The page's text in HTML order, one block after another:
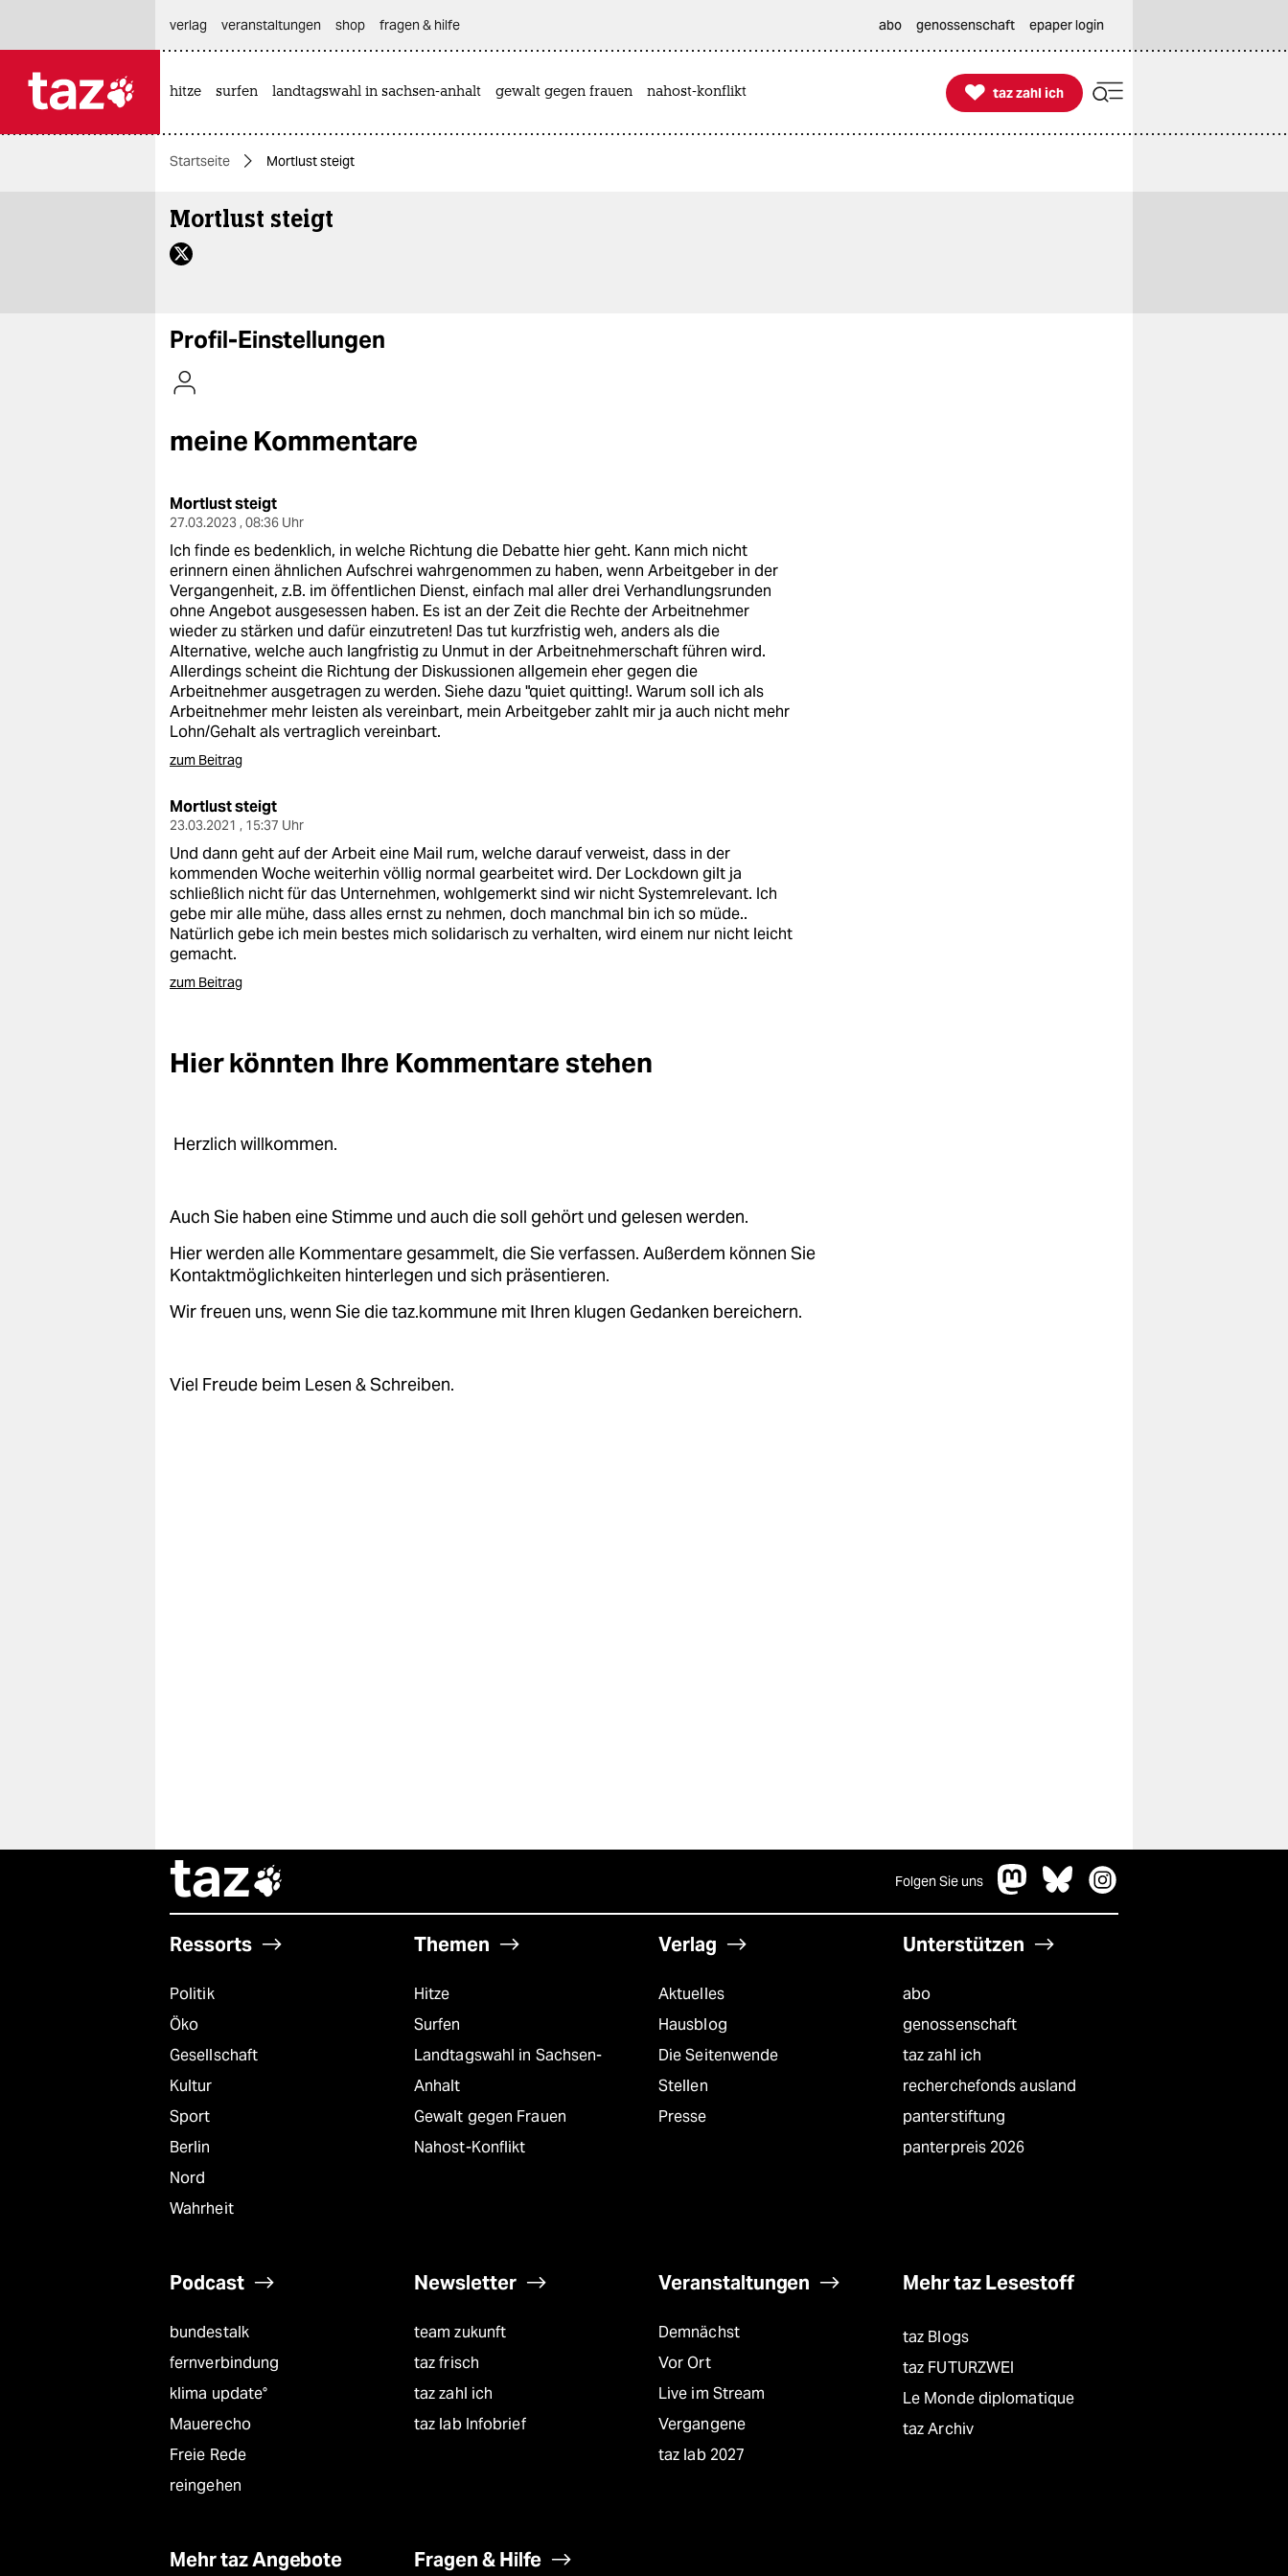
themen
politik
öko
kultur
sport
berlin
wahrheit
verlag
verlag
veranstaltungen
shop
fragen & hilfe
unterstützen
genossenschaft
epaper login
verlag
veranstaltungen shop fragen & hilfe abo genossenschaft epaper login
hitze surfen landtagswahl in sachsen-anhalt gewalt gegen frauen nahost-konflikt 
taz zahl ich
taz zahl ich
Startseite Mortlust steigt
Mortlust steigt
Profil-Einstellungen
meine Kommentare
Mortlust steigt
27.03.2023 , 08:36 Uhr
Ich finde es bedenklich, in welche Richtung die Debatte hier geht. Kann mich nicht
erinnern einen ähnlichen Aufschrei wahrgenommen zu haben, wenn Arbeitgeber in der
Vergangenheit, z.B. im öffentlichen Dienst, einfach mal aller drei Verhandlungsrunden
ohne Angebot ausgesessen haben. Es ist an der Zeit die Rechte der Arbeitnehmer
wieder zu stärken und dafür einzutreten! Das tut kurzfristig weh, anders als die
Alternative, welche auch langfristig zu Unmut in der Arbeitnehmerschaft führen wird.
Allerdings scheint die Richtung der Diskussionen allgemein eher gegen die
Arbeitnehmer ausgetragen zu werden. Siehe dazu "quiet quitting!. Warum soll ich als
Arbeitnehmer mehr leisten als vereinbart, mein Arbeitgeber zahlt mir ja auch nicht mehr
Lohn/Gehalt als vertraglich vereinbart.
zum Beitrag
Mortlust steigt
23.03.2021 , 15:37 Uhr
Und dann geht auf der Arbeit eine Mail rum, welche darauf verweist, dass in der
kommenden Woche weiterhin völlig normal gearbeitet wird. Der Lockdown gilt ja
schließlich nicht für das Unternehmen, wohlgemerkt sind wir nicht Systemrelevant. Ich
gebe mir alle mühe, dass alles ernst zu nehmen, doch manchmal bin ich so müde..
Natürlich gebe ich mein bestes mich solidarisch zu verhalten, wird einem nur nicht leicht
gemacht.
zum Beitrag
Hier könnten Ihre Kommentare stehen
Herzlich willkommen.
Auch Sie haben eine Stimme und auch die soll gehört und gelesen werden.
Hier werden alle Kommentare gesammelt, die Sie verfassen. Außerdem können Sie
Kontaktmöglichkeiten hinterlegen und sich präsentieren.
Wir freuen uns, wenn Sie die taz.kommune mit Ihren klugen Gedanken bereichern.
Viel Freude beim Lesen & Schreiben.
taz Folgen Sie uns
Ressorts
Politik
Öko
Gesellschaft
Kultur
Sport
Berlin
Nord
Wahrheit
Themen
Hitze
Surfen
Landtagswahl in Sachsen-
Anhalt
Gewalt gegen Frauen
Nahost-Konflikt
Verlag
Aktuelles
Hausblog
Die Seitenwende
Stellen
Presse
Unterstützen
abo
genossenschaft
taz zahl ich
recherchefonds ausland
panterstiftung
panterpreis 2026
Podcast
bundestalk
fernverbindung
klima update°
Mauerecho
Freie Rede
reingehen
Newsletter
team zukunft
taz frisch
taz zahl ich
taz lab Infobrief
Veranstaltungen
Demnächst
Vor Ort
Live im Stream
Vergangene
taz lab 2027
Mehr taz Lesestoff
taz Blogs
taz FUTURZWEI
Le Monde diplomatique
taz Archiv
Mehr taz Angebote Fragen & Hilfe